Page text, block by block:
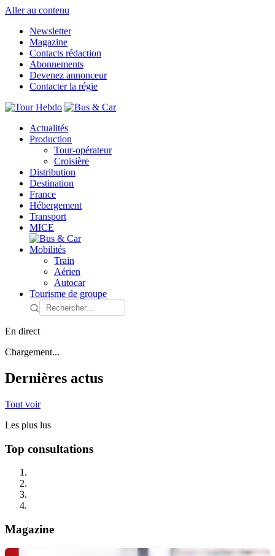
Aller au contenu
Newsletter
Magazine
Contacts rédaction
Abonnements
Devenez annonceur
Contacter la régie
Actualités
Production
Tour-opérateur
Croisière
Distribution
Destination
France
Hébergement
Transport
MICE
Mobilités
Train
Aérien
Autocar
Tourisme de groupe
En direct
Chargement...
Dernières actus
Tout voir
Les plus lus
Top consultations
Magazine